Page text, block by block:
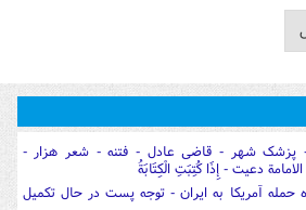
پزشک شهر - قاضی عادل - فتنه - شعر هزار -
دعیت - إِذَا كُتِبَتِ الْكِتَابَةُ
آمریکا به ایران - توجه پست در حال تکمیل